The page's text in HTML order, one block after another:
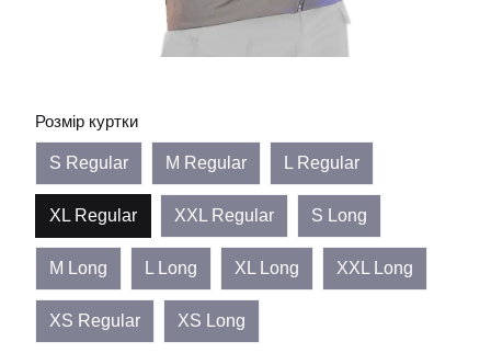
Розмір куртки
S Regular M Regular L Regular
XL Regular XXL Regular S Long
M Long L Long XL Long XXL Long
XS Regular XS Long